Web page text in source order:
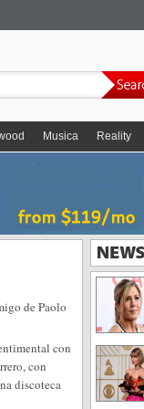
Musica Reality
de Paolo
con
con
discoteca